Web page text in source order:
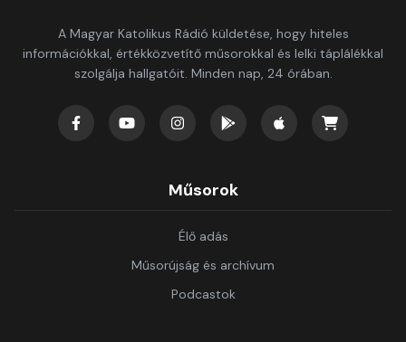
A Magyar Katolikus Rádió küldetése, hogy hiteles
információkkal, értékközvetítő műsorokkal és lelki táplálékkal
szolgálja hallgatóit. Minden nap, 24 órában.
Műsorok
Élő adás
Műsorújság és archívum
Podcastok